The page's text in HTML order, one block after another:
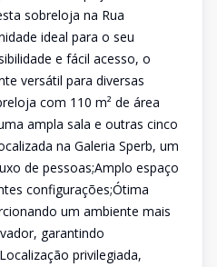
sobreloja na Rua
ideal para o seu
e fácil acesso, o
versátil para diversas
com 110 m² de área
ampla sala e outras cinco
na Galeria Sperb, um
de pessoas;Amplo espaço
configurações;Ótima
um ambiente mais
garantindo
privilegiada,